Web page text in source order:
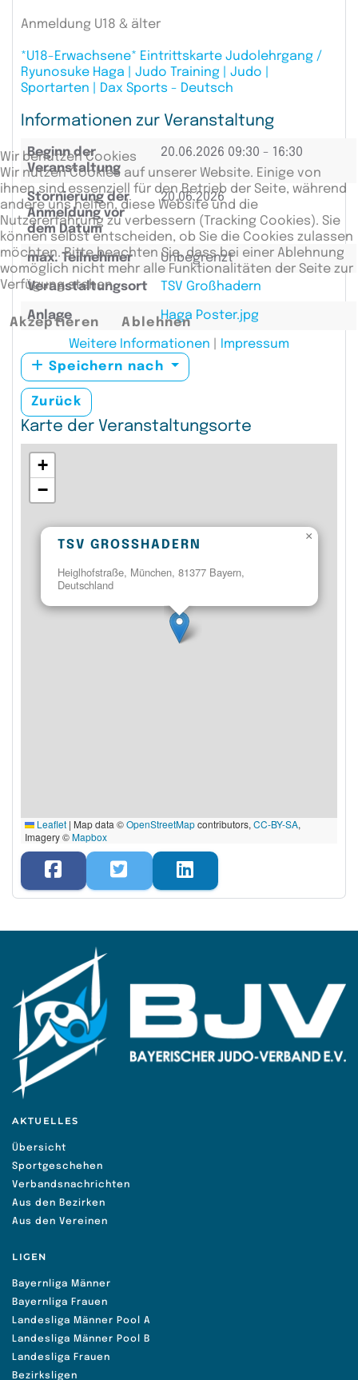
Anmeldung U18 & älter
*U18-Erwachsene* Eintrittskarte Judolehrgang /
Ryunosuke Haga | Judo Training | Judo |
Sportarten | Dax Sports - Deutsch
Informationen zur Veranstaltung
Beginn der
Veranstaltung
20.06.2026 09:30 - 16:30
Stornierung der
Anmeldung vor
dem Datum
20.06.2026
max. Teilnehmer Unbegrenzt
Veranstaltungsort TSV Großhadern
Anlage Haga Poster.jpg
Speichern nach
Zurück
Karte der Veranstaltungsorte
TSV GROSSHADERN
Heiglhofstraße, München, 81377 Bayern,
Deutschland
×
+
−
Leaflet | Map data ©OpenStreetMapcontributors, CC-BY-SA,
Imagery ©Mapbox
AKTUELLES
Übersicht
Sportgeschehen
Verbandsnachrichten
Aus den Bezirken
Aus den Vereinen
LIGEN
Bayernliga Männer
Bayernliga Frauen
Landesliga Männer Pool A
Landesliga Männer Pool B
Landesliga Frauen
Bezirksligen
Wir benutzen Cookies
Wir nutzen Cookies auf unserer Website. Einige von
ihnen sind essenziell für den Betrieb der Seite, während
andere uns helfen, diese Website und die
Nutzererfahrung zu verbessern (Tracking Cookies). Sie
können selbst entscheiden, ob Sie die Cookies zulassen
möchten. Bitte beachten Sie, dass bei einer Ablehnung
womöglich nicht mehr alle Funktionalitäten der Seite zur
Verfügung stehen.
Akzeptieren
Ablehnen
Weitere Informationen
Impressum